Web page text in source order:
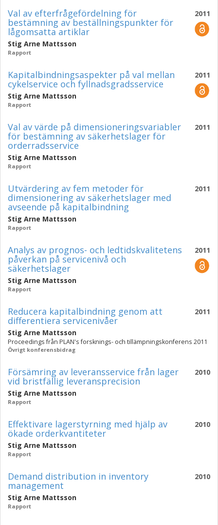
2011
Val av efterfrågefördelning för
bestämning av beställningspunkter för
lågomsatta artiklar
Stig Arne Mattsson
Rapport
2011
Kapitalbindningsaspekter på val mellan
cykelservice och fyllnadsgradsservice
Stig Arne Mattsson
Rapport
2011
Val av värde på dimensioneringsvariabler
för bestämning av säkerhetslager för
orderradsservice
Stig Arne Mattsson
Rapport
2011
Utvärdering av fem metoder för
dimensionering av säkerhetslager med
avseende på kapitalbindning
Stig Arne Mattsson
Rapport
2011
Analys av prognos- och ledtidskvalitetens
påverkan på servicenivå och
säkerhetslager
Stig Arne Mattsson
Rapport
2011
Reducera kapitalbindning genom att
differentiera servicenivåer
Stig Arne Mattsson
Proceedings från PLAN's forsknings- och tillämpningskonferens 2011
Övrigt konferensbidrag
2010
Försämring av leveransservice från lager
vid bristfällig leveransprecision
Stig Arne Mattsson
Rapport
2010
Effektivare lagerstyrning med hjälp av
ökade orderkvantiteter
Stig Arne Mattsson
Rapport
2010
Demand distribution in inventory
management
Stig Arne Mattsson
Rapport